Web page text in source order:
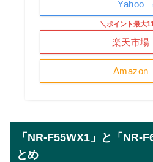
Amazon
＼ポイント最大
楽天市
Yahoo
「NR-F55WX1」と「NR-
とめ